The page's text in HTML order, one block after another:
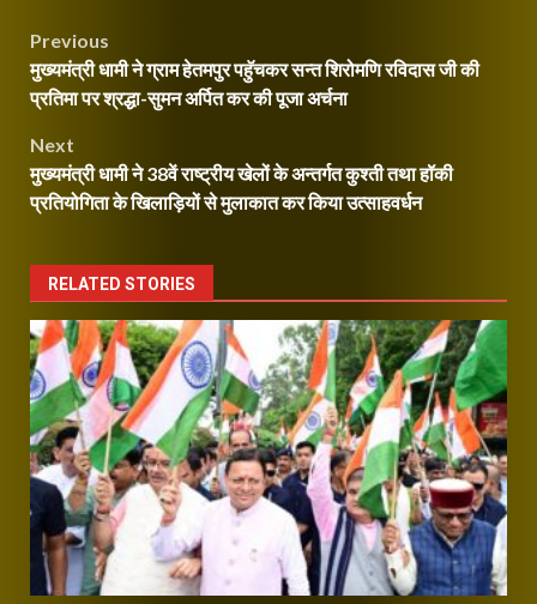
Continue
Reading
Post
navigation
Previous
मुख्यमंत्री धामी ने ग्राम हेतमपुर पहुॅचकर सन्त शिरोमणि रविदास जी की
प्रतिमा पर श्रद्धा-सुमन अर्पित कर की पूजा अर्चना
Next
मुख्यमंत्री धामी ने 38वें राष्ट्रीय खेलों के अन्तर्गत कुश्ती तथा हॉकी
प्रतियोगिता के खिलाड़ियों से मुलाकात कर किया उत्साहवर्धन
RELATED STORIES